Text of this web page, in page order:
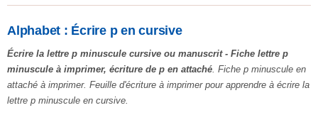
Alphabet : Écrire p en cursive
Écrire la lettre p minuscule cursive ou manuscrit - Fiche lettre p
minuscule à imprimer, écriture de p en attaché. Fiche p minuscule en
attaché à imprimer. Feuille d'écriture à imprimer pour apprendre à écrire la
lettre p minuscule en cursive.